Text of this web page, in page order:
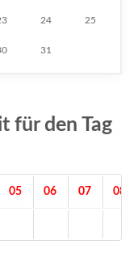
24 25
31
für den Tag
05 06 07 08